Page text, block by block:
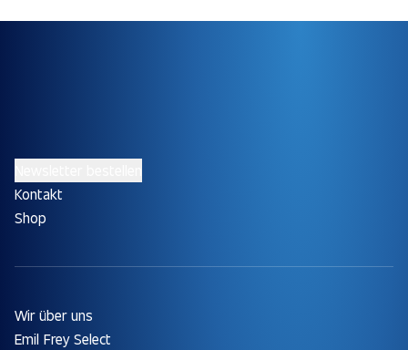
Kontakt
Shop
Wir über uns
Emil Frey Select